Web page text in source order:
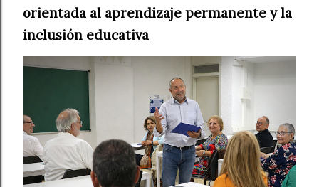
orientada al aprendizaje permanente y la
inclusión educativa